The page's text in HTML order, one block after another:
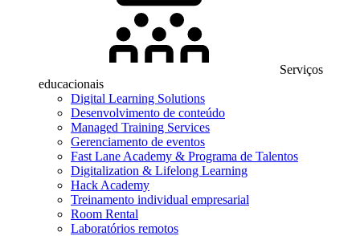
Serviços
educacionais
Digital Learning Solutions
Desenvolvimento de conteúdo
Managed Training Services
Gerenciamento de eventos
Fast Lane Academy & Programa de Talentos
Digitalization & Lifelong Learning
Hack Academy
Treinamento individual empresarial
Room Rental
Laboratórios remotos